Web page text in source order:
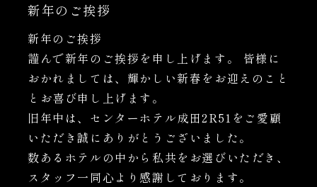
新年のご挨拶
新年のご挨拶
謹んで新年のご挨拶を申し上げます。 皆様に
おかれましては、輝かしい新春をお迎えのこと
とお喜び申し上げます。
旧年中は、センターホテル成田2R51をご愛顧
いただき誠にありがとうございました。
数あるホテルの中から私共をお選びいただき、
スタッフ一同心より感謝しております。